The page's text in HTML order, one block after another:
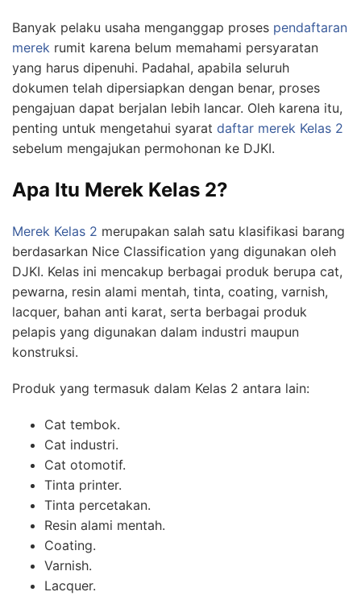
Banyak pelaku usaha menganggap proses pendaftaran
merek rumit karena belum memahami persyaratan
yang harus dipenuhi. Padahal, apabila seluruh
dokumen telah dipersiapkan dengan benar, proses
pengajuan dapat berjalan lebih lancar. Oleh karena itu,
penting untuk mengetahui syarat daftar merek Kelas 2
sebelum mengajukan permohonan ke DJKI.
Apa Itu Merek Kelas 2?
Merek Kelas 2 merupakan salah satu klasifikasi barang
berdasarkan Nice Classification yang digunakan oleh
DJKI. Kelas ini mencakup berbagai produk berupa cat,
pewarna, resin alami mentah, tinta, coating, varnish,
lacquer, bahan anti karat, serta berbagai produk
pelapis yang digunakan dalam industri maupun
konstruksi.
Produk yang termasuk dalam Kelas 2 antara lain:
Cat tembok.
Cat industri.
Cat otomotif.
Tinta printer.
Tinta percetakan.
Resin alami mentah.
Coating.
Varnish.
Lacquer.